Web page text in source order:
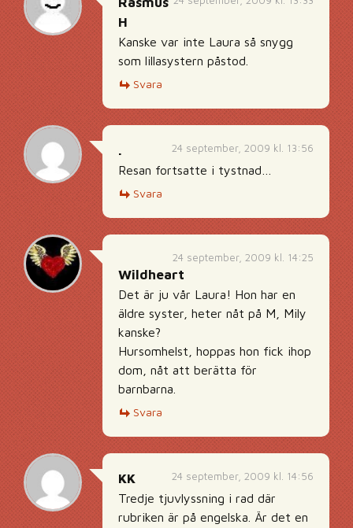
H
Kanske var inte Laura så snygg
som lillasystern påstod.
Svara
24 september, 2009 kl. 13:56
.
Resan fortsatte i tystnad…
Svara
24 september, 2009 kl. 14:25
Wildheart
Det är ju vår Laura! Hon har en
äldre syster, heter nåt på M, Mily
kanske?
Hursomhelst, hoppas hon fick ihop
dom, nåt att berätta för
barnbarna.
Svara
24 september, 2009 kl. 14:56
KK
Tredje tjuvlyssning i rad där
rubriken är på engelska. Är det en